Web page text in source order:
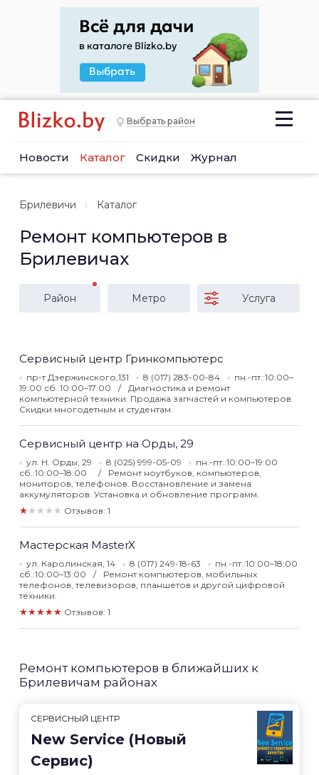
Выбрать район
Новости Каталог Скидки Журнал
Брилевичи Каталог
Ремонт компьютеров в
Брилевичах
Район Метро Услуга
Сервисный центр Гринкомпьютерс
пр-т Дзержинского,131 8 (017) 283-00-84
пн.-пт.:10:00–
19:00 сб.:10:00–17:00
Диагностика и ремонт
компьютерной техники. Продажа запчастей и компьютеров.
Скидки многодетным и студентам.
Сервисный центр на Орды, 29
ул. Н. Орды, 29 8 (025) 999-05-09
пн.-пт.:10:00–19:00
сб.:10:00–18:00
Ремонт ноутбуков, компьютеров,
мониторов, телефонов. Восстановление и замена
аккумуляторов. Установка и обновление программ.
★★★★★ Отзывов: 1
Мастерская MasterX
ул. Каролинская, 14 8 (017) 249-18-63
пн.-пт.:10:00–18:00
сб.:10:00–13:00
Ремонт компьютеров, мобильных
телефонов, телевизоров, планшетов и другой цифровой
техники.
★★★★★ Отзывов: 1
Ремонт компьютеров в ближайших к
Брилевичам районах
СЕРВИСНЫЙ ЦЕНТР
New Service (Новый
Сервис)